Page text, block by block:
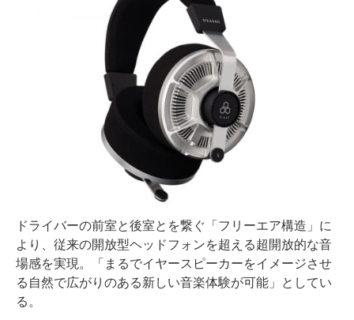
ドライバーの前室と後室とを繋ぐ「フリーエア構造」に
より、従来の開放型ヘッドフォンを超える超開放的な音
場感を実現。「まるでイヤースピーカーをイメージさせ
る自然で広がりのある新しい音楽体験が可能」としてい
る。